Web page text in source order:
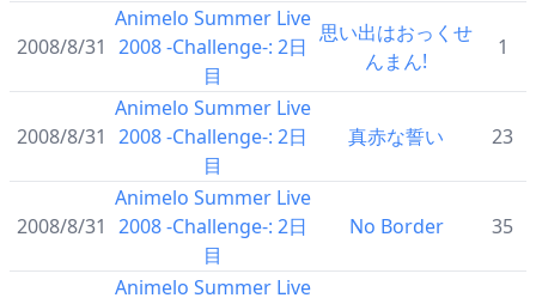
2008/8/31
Animelo Summer Live
2008 -Challenge-: 2日
目
思い出はおっくせ
んまん!
1
2008/8/31
Animelo Summer Live
2008 -Challenge-: 2日
目
真赤な誓い 23
2008/8/31
Animelo Summer Live
2008 -Challenge-: 2日
目
No Border 35
Animelo Summer Live